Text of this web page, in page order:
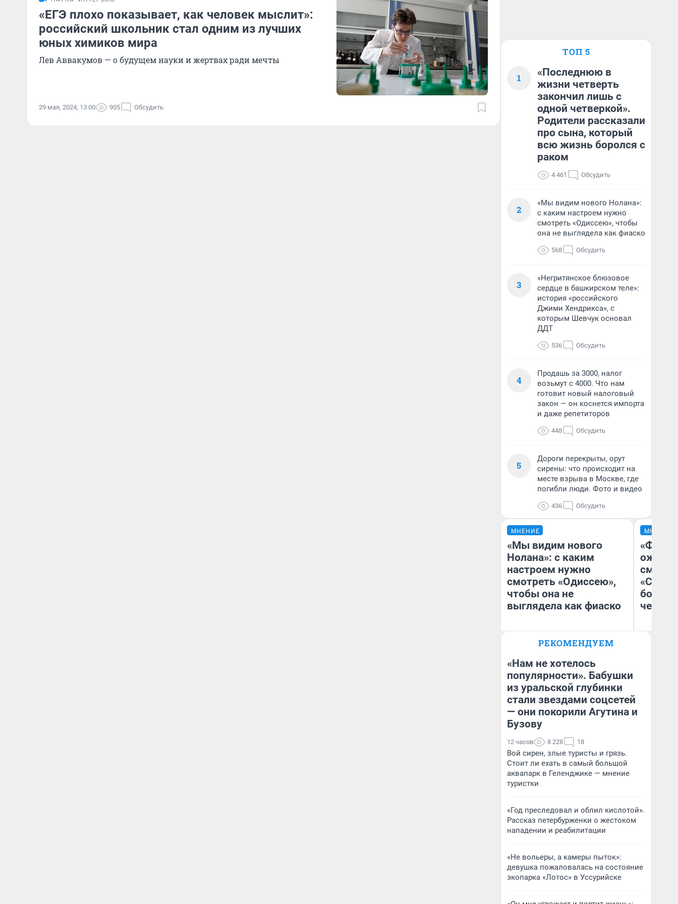
«ЕГЭ плохо показывает, как человек мыслит»:
российский школьник стал одним из лучших
юных химиков мира
Лев Аввакумов — о будущем науки и жертвах ради мечты
29 мая, 2024, 13:00 905 Обсудить
ТОП 5
1
«Последнюю в
жизни четверть
закончил лишь с
одной четверкой».
Родители рассказали
про сына, который
всю жизнь боролся с
раком
4 461 Обсудить
2
«Мы видим нового Нолана»:
с каким настроем нужно
смотреть «Одиссею», чтобы
она не выглядела как фиаско
568 Обсудить
3
«Негритянское блюзовое
сердце в башкирском теле»:
история «российского
Джими Хендрикса», с
которым Шевчук основал
ДДТ
536 Обсудить
4
Продашь за 3000, налог
возьмут с 4000. Что нам
готовит новый налоговый
закон — он коснется импорта
и даже репетиторов
448 Обсудить
5
Дороги перекрыты, орут
сирены: что происходит на
месте взрыва в Москве, где
погибли люди. Фото и видео
436 Обсудить
МНЕНИЕ
«Мы видим нового
Нолана»: с каким
настроем нужно
смотреть «Одиссею»,
чтобы она не
выглядела как фиаско
Надежда Губарь
МНЕНИЕ
РЕКОМЕНДУЕМ
«Нам не хотелось
популярности». Бабушки
из уральской глубинки
стали звездами соцсетей
— они покорили Агутина и
Бузову
12 часов 8 228 18
Вой сирен, злые туристы и грязь.
Стоит ли ехать в самый большой
аквапарк в Геленджике — мнение
туристки
«Год преследовал и облил кислотой».
Рассказ петербурженки о жестоком
нападении и реабилитации
«Не вольеры, а камеры пыток»:
девушка пожаловалась на состояние
экопарка «Лотос» в Уссурийске